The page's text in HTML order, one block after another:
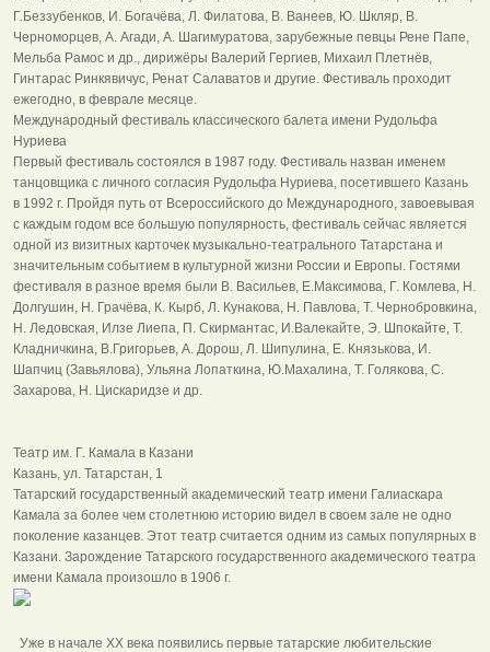
Г.Беззубенков, И. Богачёва, Л. Филатова, В. Ванеев, Ю. Шкляр, В.
Черноморцев, А. Агади, А. Шагимуратова, зарубежные певцы Рене Папе,
Мельба Рамос и др., дирижёры Валерий Гергиев, Михаил Плетнёв,
Гинтарас Ринкявичус, Ренат Салаватов и другие. Фестиваль проходит
ежегодно, в феврале месяце.
Международный фестиваль классического балета имени Рудольфа
Нуриева
Первый фестиваль состоялся в 1987 году. Фестиваль назван именем
танцовщика с личного согласия Рудольфа Нуриева, посетившего Казань
в 1992 г. Пройдя путь от Всероссийского до Международного, завоевывая
с каждым годом все большую популярность, фестиваль сейчас является
одной из визитных карточек музыкально-театрального Татарстана и
значительным событием в культурной жизни России и Европы. Гостями
фестиваля в разное время были В. Васильев, Е.Максимова, Г. Комлева, Н.
Долгушин, Н. Грачёва, К. Кырб, Л. Кунакова, Н. Павлова, Т. Чернобровкина,
Н. Ледовская, Илзе Лиепа, П. Скирмантас, И.Валекайте, Э. Шпокайте, Т.
Кладничкина, В.Григорьев, А. Дорош, Л. Шипулина, Е. Князькова, И.
Шапчиц (Завьялова), Ульяна Лопаткина, Ю.Махалина, Т. Голякова, С.
Захарова, Н. Цискаридзе и др.
Театр им. Г. Камала в Казани
Казань, ул. Татарстан, 1
Татарский государственный академический театр имени Галиаскара
Камала за более чем столетнюю историю видел в своем зале не одно
поколение казанцев. Этот театр считается одним из самых популярных в
Казани. Зарождение Татарского государственного академического театра
имени Камала произошло в 1906 г.
Уже в начале ХХ века появились первые татарские любительские